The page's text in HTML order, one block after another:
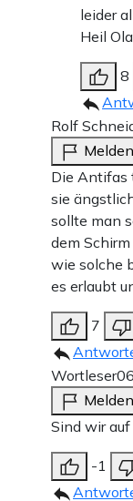
leider
Heil
8
Rolf
Melden
Die Antifas
sie
sollte man
dem
wie solche
es erlaubt
7
Wortleser
Melden
Sind wir
-1